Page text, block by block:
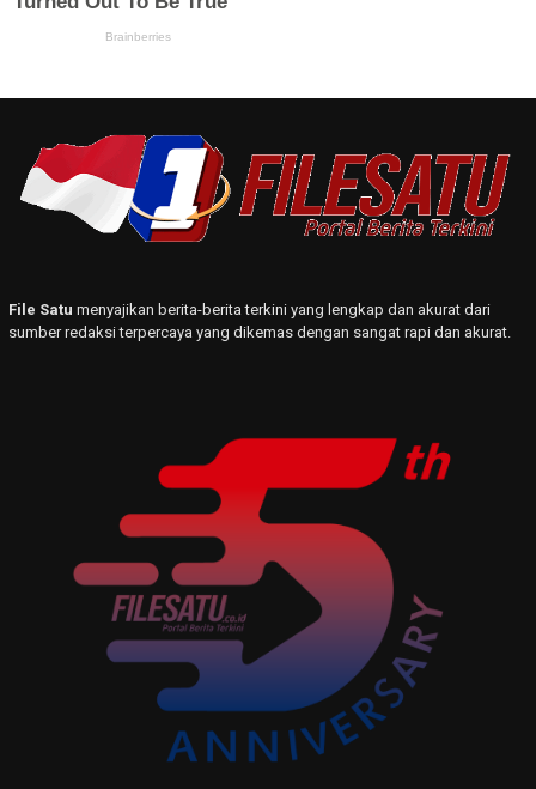
File Satu menyajikan berita-berita terkini yang lengkap dan akurat dari
sumber redaksi terpercaya yang dikemas dengan sangat rapi dan akurat.